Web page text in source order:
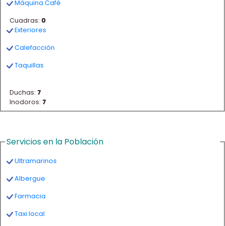
Máquina Café
Cuadras: 0
Exteriores
Calefacción
Taquillas
Duchas: 7
Inodoros: 7
Servicios en la Población
Ultramarinos
Albergue
Farmacia
Taxi local